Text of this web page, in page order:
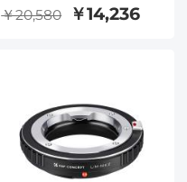
トフォーカス ニコン F
￥20,580 ￥14,236